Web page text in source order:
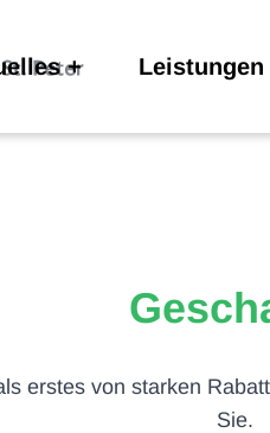
Leistungen
erstes von starken
Sie.